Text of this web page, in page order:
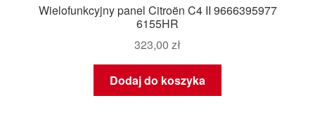
Wielofunkcyjny panel Citroën C4 II 9666395977
6155HR
323,00 zł
Dodaj do koszyka